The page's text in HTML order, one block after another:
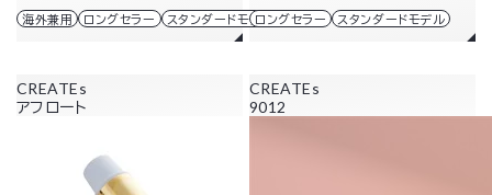
海外兼用 ロングセラー スタンダードモデルロングセラー スタンダードモデル
CREATEs
アフロート
CREATEs
9012